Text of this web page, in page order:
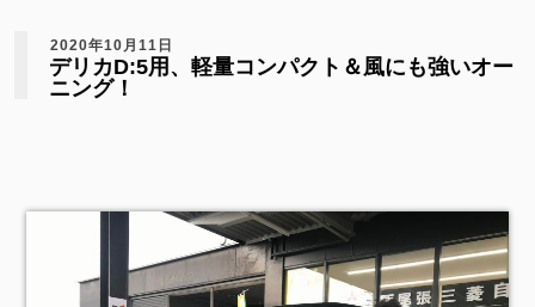
2020年10月11日
デリカD:5用、軽量コンパクト＆風にも強いオー
ニング！